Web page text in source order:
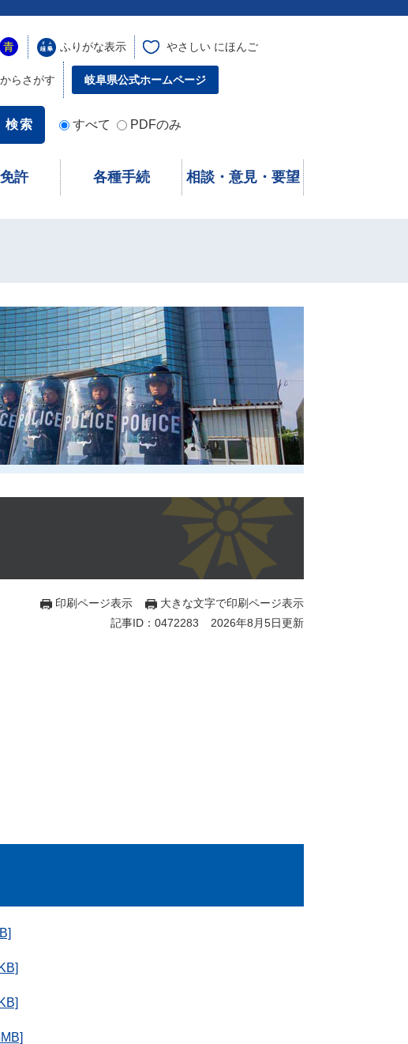
青 ふりがな表示 やさしい にほんご
らさがす 岐阜県公式ホームページ
すべて PDFのみ
許 各種手続 相談・意見・要望
印刷ページ表示
大きな文字で印刷ページ表示
記事ID：0472283
2026年8月5日更新